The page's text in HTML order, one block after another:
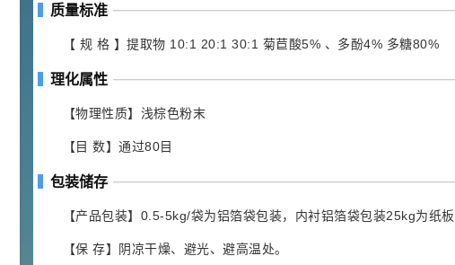
质量标准
【 规 格 】提取物 10:1 20:1 30:1 菊苣酸5% 、多酚4% 多糖80%
理化属性
【物理性质】浅棕色粉末
【目 数】通过80目
包装储存
【产品包装】0.5-5kg/袋为铝箔袋包装，内衬铝箔袋包装25kg为纸
【保 存】阴凉干燥、避光、避高温处。
2021-06-17 化工原料
145 3 多效唑 90%
2021-07-07
4 N-羟甲基丙烯酰胺 98% NMA
浏览量 - 1.98w
2021-06-22 化工原料